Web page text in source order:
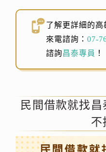
了解更詳細的
來電諮詢：07-
諮詢昌泰專員 ！
民間借款就找
不